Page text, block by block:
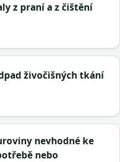
z praní a z čištění
živočišných tkání
nevhodné ke
nebo